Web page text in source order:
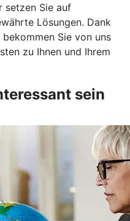
setzen Sie auf
Lösungen. Dank
Sie von uns
zu Ihnen und Ihrem
sein